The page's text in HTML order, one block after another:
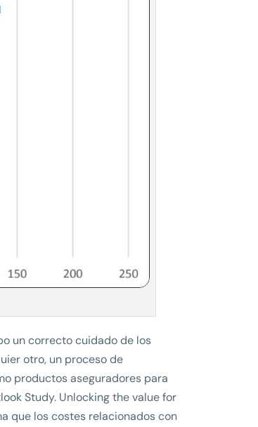
un correcto cuidado de los
otro, un proceso de
productos aseguradores para
Study. Unlocking the value for
que los costes relacionados con